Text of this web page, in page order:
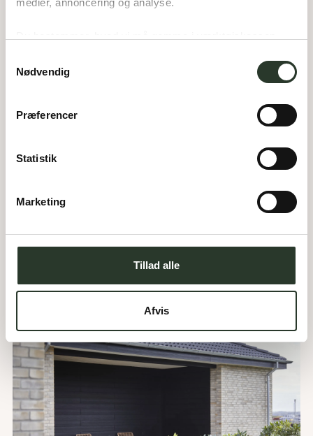
medier, annoncering og analyse.
Nødvendig
Præferencer
Statistik
Marketing
Tillad alle
Afvis